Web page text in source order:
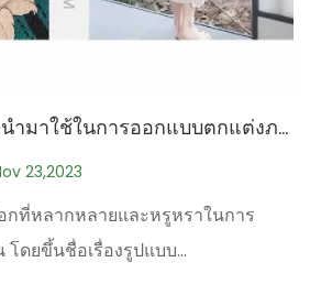
ผ้า Chinoiserie ถูกนำมาใช้ในการออกแบบตกแต่งภายในอย่างไร?
23,2023
กที่หลากหลายและหรูหราในการ
ดยขึ้นชื่อเรื่องรูปแบบ...